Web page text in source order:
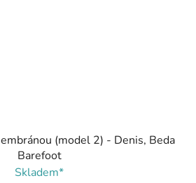
(model 2) - Denis, Beda
Barefoot
Skladem*